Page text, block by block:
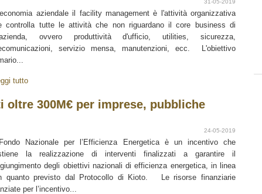
31-05-2019
aziendale il facility management è l'attività organizzativa
controlla tutte le attività che non riguardano il core business di
ovvero produttività d'ufficio, utilities, sicurezza,
servizio mensa, manutenzioni, ecc. L'obiettivo
tutto
oltre 300M€ per imprese, pubbliche
24-05-2019
Nazionale per l’Efficienza Energetica è un incentivo che
la realizzazione di interventi finalizzati a garantire il
degli obiettivi nazionali di efficienza energetica, in linea
quanto previsto dal Protocollo di Kioto. Le risorse finanziarie
per l’incentivo...